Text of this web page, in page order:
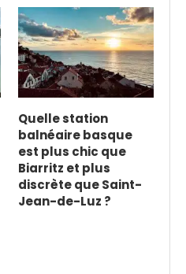
Quelle station
balnéaire basque
est plus chic que
Biarritz et plus
discrète que Saint-
Jean-de-Luz ?